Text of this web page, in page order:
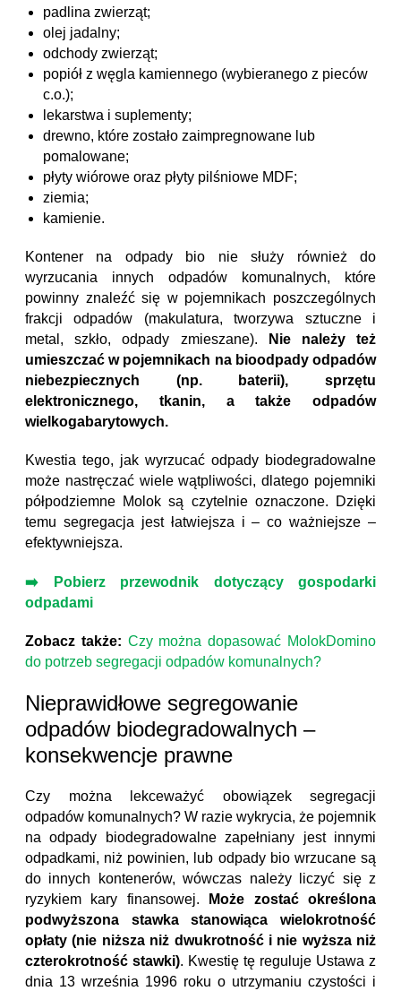
padlina zwierząt;
olej jadalny;
odchody zwierząt;
popiół z węgla kamiennego (wybieranego z pieców
c.o.);
lekarstwa i suplementy;
drewno, które zostało zaimpregnowane lub
pomalowane;
płyty wiórowe oraz płyty pilśniowe MDF;
ziemia;
kamienie.
Kontener na odpady bio nie służy również do
wyrzucania innych odpadów komunalnych, które
powinny znaleźć się w pojemnikach poszczególnych
frakcji odpadów (makulatura, tworzywa sztuczne i
metal, szkło, odpady zmieszane). Nie należy też
umieszczać w pojemnikach na bioodpady odpadów
niebezpiecznych (np. baterii), sprzętu
elektronicznego, tkanin, a także odpadów
wielkogabarytowych.
Kwestia tego, jak wyrzucać odpady biodegradowalne
może nastręczać wiele wątpliwości, dlatego pojemniki
półpodziemne Molok są czytelnie oznaczone. Dzięki
temu segregacja jest łatwiejsza i – co ważniejsze –
efektywniejsza.
➡️ Pobierz przewodnik dotyczący gospodarki
odpadami
Zobacz także: Czy można dopasować MolokDomino
do potrzeb segregacji odpadów komunalnych?
Nieprawidłowe segregowanie
odpadów biodegradowalnych –
konsekwencje prawne
Czy można lekceważyć obowiązek segregacji
odpadów komunalnych? W razie wykrycia, że pojemnik
na odpady biodegradowalne zapełniany jest innymi
odpadkami, niż powinien, lub odpady bio wrzucane są
do innych kontenerów, wówczas należy liczyć się z
ryzykiem kary finansowej.
Może zostać określona
podwyższona stawka stanowiąca wielokrotność
opłaty (nie niższa niż dwukrotność i nie wyższa niż
czterokrotność stawki). Kwestię tę reguluje Ustawa z
dnia 13 września 1996 roku o utrzymaniu czystości i